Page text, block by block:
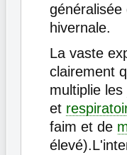
généralisée
hivernale.
La vaste
clairement
multiplie les
et
faim et de